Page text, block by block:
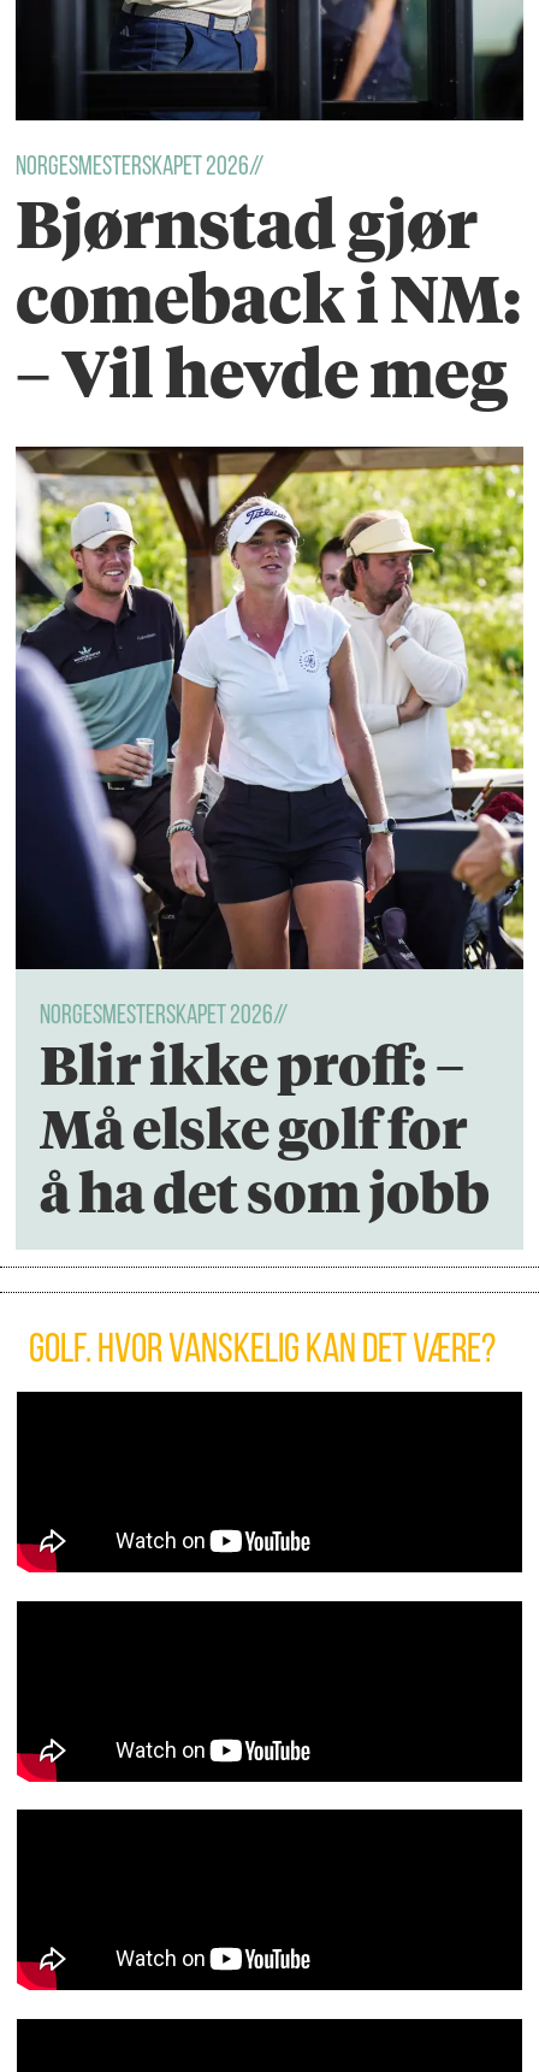
Norgesmesterskapet 2026//
Bjørnstad gjør
comeback i NM:
– Vil hevde meg
NORGESMESTERSKAPET 2026//
Blir ikke proff: –
Må elske golf for
å ha det som jobb
Golf. Hvor vanskelig kan det være?